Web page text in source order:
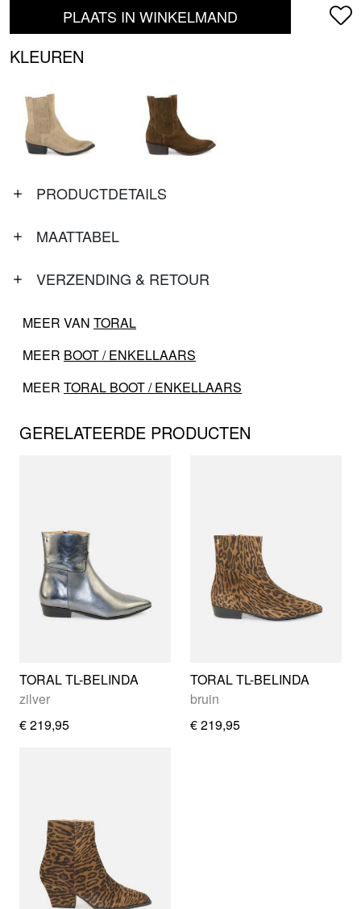
PLAATS IN WINKELMAND
KLEUREN
PRODUCTDETAILS
MAATTABEL
VERZENDING & RETOUR
MEER VAN TORAL
MEER BOOT / ENKELLAARS
MEER TORAL BOOT / ENKELLAARS
GERELATEERDE PRODUCTEN
TORAL TL-BELINDA
zilver
€ 219,95
TORAL TL-BELINDA
bruin
€ 219,95